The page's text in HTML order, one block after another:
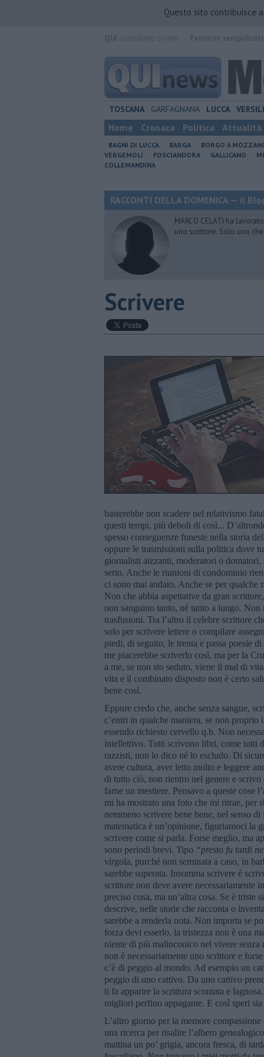
Questo sito contribuisce
TOSCANA GARFAGNANA LUCCA
Home Cronaca Politica Attualità
BAGNI DI LUCCA BARGA BORGO A
VERGEMOLI
FOSCIANDORA GALLICANO
COLLEMANDINA
RACCONTI DELLA DOMENICA — il
MARCO CELATI ha
uno scrittore. Solo uno
Scrivere
basterebbe non scadere nel relativismo
questi tempi, più deboli di così...
spesso conseguenze funeste nella storia
oppure le trasmissioni sulla politica dove
giornalisti aizzanti, moderatori o
serio. Anche le riunioni di condominio
ci sono mai andato. Anche se per
Non che abbia aspettative da gran
non sanguino tanto, né tanto a lungo.
trasfusioni. Tra l’altro il celebre scrittore
solo per scrivere lettere o compilare
piedi, di seguito, le trenta e passa poesie
me piacerebbe scriverlo così, ma per la
a me, se non sto seduto, viene il mal di
vita e il combinato disposto non è certo
bene così.
Eppure credo che, anche senza sangue,
c’entri in qualche maniera, se non
essendo richiesto cervello q.b. Non
intellettivo. Tutti scrivono libri, come tutti
razzisti, non lo dico né lo escludo. Di
avere cultura, aver letto molto e leggere
di tutto ciò, non rientro nel genere e
farne un mestiere. Pensavo a queste cose
mi ha mostrato una foto che mi ritrae, per
nemmeno scrivere bene bene, nel senso
matematica è un’opinione, figuriamoci la
scrivere come si parla. Forse meglio, ma
sono periodi brevi. Tipo “presto fu tardi
virgola, purché non seminata a caso, in
sarebbe superata. Insomma scrivere è
scrittore non deve avere necessariamente
preciso cosa, ma un’altra cosa. Se è triste
descrive, nelle storie che racconta o
sarebbe a renderla nota. Non importa se
forza devi esserlo, la tristezza non è una
niente di più malinconico nel vivere
non è necessariamente uno scrittore e
c’è di peggio al mondo. Ad esempio un
peggio di uno cattivo. Da uno cattivo
ti fa apparire la scrittura scontata e
migliori perfino appagante. E così speri
L’altro giorno per la memore
una ricerca per risalire l’albero
mattina un po’ grigia, ancora fresca, di